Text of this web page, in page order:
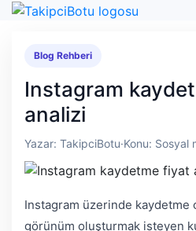
Blog Rehberi
Instagram
analizi
Yazar: TakipciBotu·Konu: Sosyal
Instagram üzerinde kaydetme
görünüm oluşturmak isteyen